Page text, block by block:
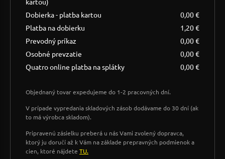
Dobierka - platba kartou
0,00 €
Platba na dobierku
1,20 €
Prevodný príkaz
0,00 €
Osobné prevzatie
0,00 €
Quatro online platba na splátky
0,00 €
Objednaný tovar expedujeme do 1-2 pracovných dní.
V prípade vypredania skladových zásob dodávame do 30 dní (ak
to má výrobca skladom).
Pripravenú zásielku preberá u nás Vami zvolený dopravca,
ktorý ju doručí až k Vám na základe prepravných podmienok a
cien, ktoré nájdete TU.